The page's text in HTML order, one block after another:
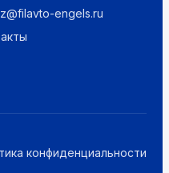
engels.ru
конфиденциальности